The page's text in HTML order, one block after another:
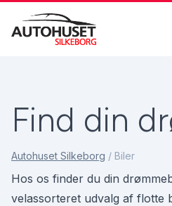
Find din
Autohuset Silkeborg / Biler
Hos os finder du din
velassorteret udvalg af flotte